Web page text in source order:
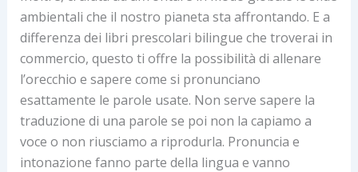
ambientali che il nostro pianeta sta affrontando. E a
differenza dei libri prescolari bilingue che troverai in
commercio, questo ti offre la possibilità di allenare
l’orecchio e sapere come si pronunciano
esattamente le parole usate. Non serve sapere la
traduzione di una parole se poi non la capiamo a
voce o non riusciamo a riprodurla. Pronuncia e
intonazione fanno parte della lingua e vanno